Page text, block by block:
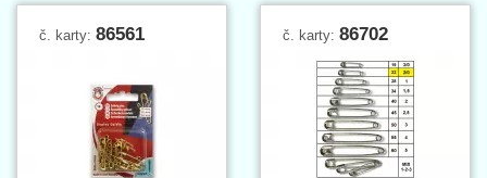
č. karty: 86561 č. karty: 86702